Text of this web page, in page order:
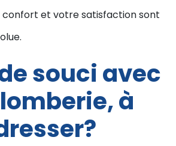
confort et votre satisfaction sont
souci avec
à